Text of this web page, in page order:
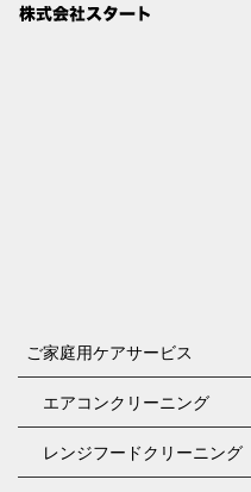
ご家庭用ケアサービス
エアコンクリーニング
レンジフードクリーニング